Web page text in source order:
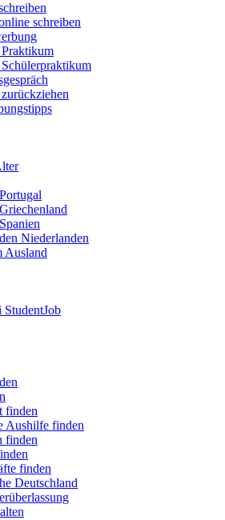
schreiben
Niederlanden
Ausland
StudentJob
finden
Aushilfe finden
finden
finden
Deutschland